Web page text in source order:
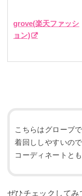
grove(楽天ファッシ
ョン)
こちらはグローブ
着回ししやすいの
コーディネートと
ぜひチェックしてみ